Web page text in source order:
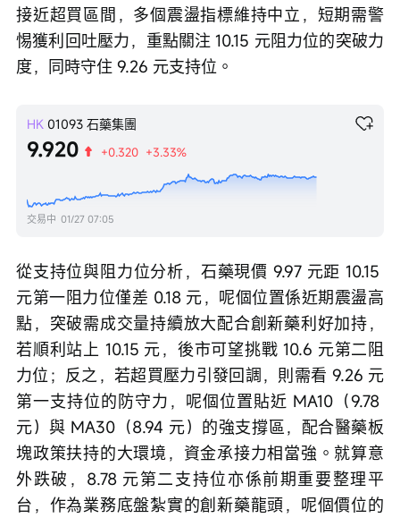
接近超買區間，多個震盪指標維持中立，短期需警
惕獲利回吐壓力，重點關注 10.15 元阻力位的突破力
度，同時守住 9.26 元支持位。
HK 01093 石藥集團
9.920 +0.320 +3.33%
交易中 01/27 07:05
從支持位與阻力位分析，石藥現價 9.97 元距 10.15
元第一阻力位僅差 0.18 元，呢個位置係近期震盪高
點，突破需成交量持續放大配合創新藥利好加持，
若順利站上 10.15 元，後市可望挑戰 10.6 元第二阻
力位；反之，若超買壓力引發回調，則需看 9.26 元
第一支持位的防守力，呢個位置貼近 MA10（9.78
元）與 MA30（8.94 元）的強支撐區，配合醫藥板
塊政策扶持的大環境，資金承接力相當強。就算意
外跌破，8.78 元第二支持位亦係前期重要整理平
台，作為業務底盤紮實的創新藥龍頭，呢個價位的